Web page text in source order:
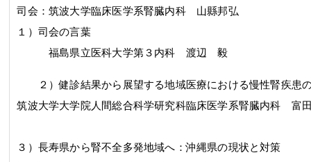
司会：筑波大学臨床医学系腎臓内科 山縣邦弘
１）司会の言葉
福島県立医科大学第３内科 渡辺 毅
２）健診結果から展望する地域医療における慢性腎疾患
筑波大学大学院人間総合科学研究科臨床医学系腎臓内科 富
３）長寿県から腎不全多発地域へ：沖縄県の現状と対策